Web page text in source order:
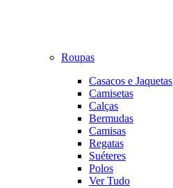
Roupas
Casacos e Jaquetas
Camisetas
Calças
Bermudas
Camisas
Regatas
Suéteres
Polos
Ver Tudo